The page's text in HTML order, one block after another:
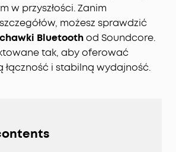
w przyszłości. Zanim
możesz sprawdzić
Bluetoothod Soundcore.
tak, aby oferować
łączność i stabilną wydajność.